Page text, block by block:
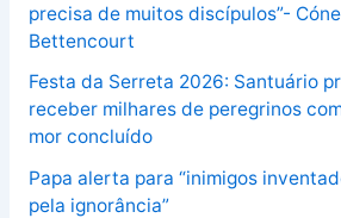
precisa de muitos discípulos”-
Bettencourt
Festa da Serreta 2026: Santuário
receber milhares de peregrinos
mor concluído
Papa alerta para “inimigos
pela ignorância”